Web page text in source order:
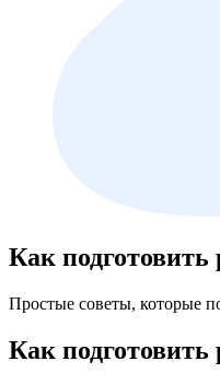
Как
Простые советы, которые
Как